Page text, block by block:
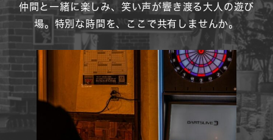
仲間と一緒に楽しみ、笑い声が響き渡る大人の遊び
場。 特別な時間を、ここで共有しませんか。